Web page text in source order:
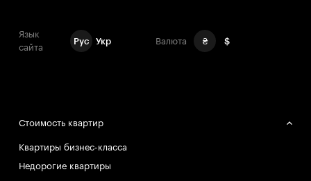
Язык
сайта
Рус Укр Валюта ₴ $
Стоимость квартир
Квартиры бизнес-класса
Недорогие квартиры